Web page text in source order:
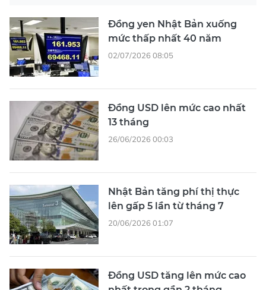
Đồng yen Nhật Bản xuống
mức thấp nhất 40 năm
02/07/2026 08:05
Đồng USD lên mức cao nhất
13 tháng
26/06/2026 00:03
Nhật Bản tăng phí thị thực
lên gấp 5 lần từ tháng 7
20/06/2026 01:07
Đồng USD tăng lên mức cao